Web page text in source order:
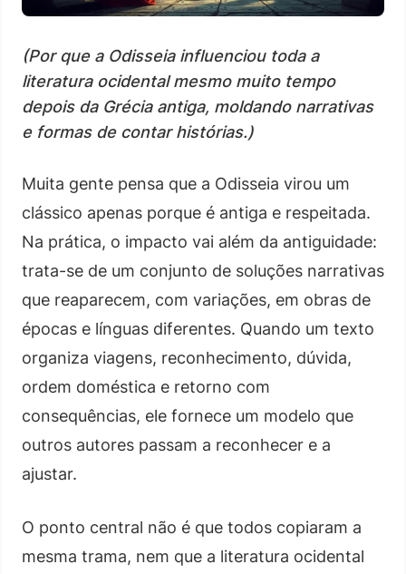
(Por que a Odisseia influenciou toda a
literatura ocidental mesmo muito tempo
depois da Grécia antiga, moldando narrativas
e formas de contar histórias.)
Muita gente pensa que a Odisseia virou um
clássico apenas porque é antiga e respeitada.
Na prática, o impacto vai além da antiguidade:
trata-se de um conjunto de soluções narrativas
que reaparecem, com variações, em obras de
épocas e línguas diferentes. Quando um texto
organiza viagens, reconhecimento, dúvida,
ordem doméstica e retorno com
consequências, ele fornece um modelo que
outros autores passam a reconhecer e a
ajustar.
O ponto central não é que todos copiaram a
mesma trama, nem que a literatura ocidental